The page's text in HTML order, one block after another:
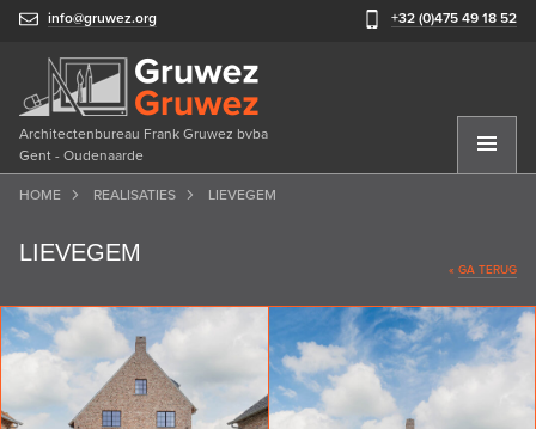
info@gruwez.org +32 (0)475 49 18 52
Architectenbureau Frank Gruwez bvba
Gent - Oudenaarde
HOME REALISATIES LIEVEGEM
LIEVEGEM
« GA TERUG